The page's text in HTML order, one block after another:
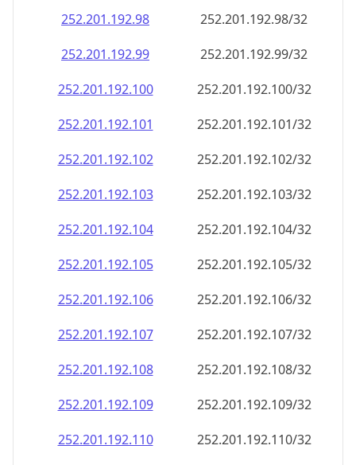
252.201.192.98
252.201.192.98/32
252.201.192.99
252.201.192.99/32
252.201.192.100
252.201.192.100/32
252.201.192.101
252.201.192.101/32
252.201.192.102
252.201.192.102/32
252.201.192.103
252.201.192.103/32
252.201.192.104
252.201.192.104/32
252.201.192.105
252.201.192.105/32
252.201.192.106
252.201.192.106/32
252.201.192.107
252.201.192.107/32
252.201.192.108
252.201.192.108/32
252.201.192.109
252.201.192.109/32
252.201.192.110
252.201.192.110/32